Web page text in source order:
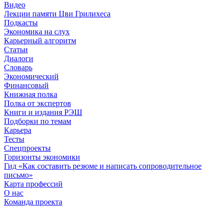
Видео
Лекции памяти Цви Грилихеса
Подкасты
Экономика на слух
Карьерный алгоритм
Статьи
Диалоги
Словарь
Экономический
Финансовый
Книжная полка
Полка от экспертов
Книги и издания РЭШ
Подборки по темам
Карьера
Тесты
Спецпроекты
Горизонты экономики
Гид «Как составить резюме и написать сопроводительное
письмо»
Карта профессий
О наc
Команда проекта